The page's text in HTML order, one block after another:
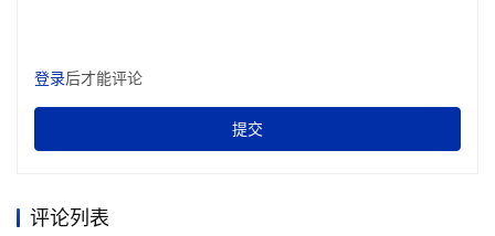
登录后才能评论
提交
评论列表